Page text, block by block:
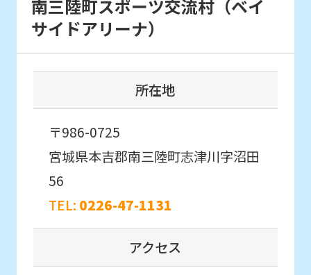
南三陸町スポーツ交流村（ベイ
サイドアリーナ）
所在地
〒986-0725
宮城県本吉郡南三陸町志津川字沼田
56
TEL: 0226-47-1131
アクセス
page.
you
use
automatic
service,
Japanese
version